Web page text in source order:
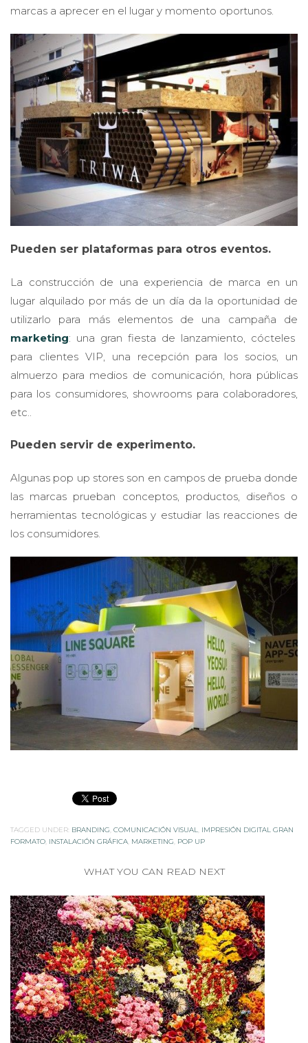
marcas a aprecer en el lugar y momento oportunos.
Pueden ser plataformas para otros eventos.
La construcción de una experiencia de marca en un
lugar alquilado por más de un día da la oportunidad de
utilizarlo para más elementos de una campaña de
marketing: una gran fiesta de lanzamiento, cócteles
para clientes VIP, una recepción para los socios, un
almuerzo para medios de comunicación, hora públicas
para los consumidores, showrooms para colaboradores,
etc..
Pueden servir de experimento.
Algunas pop up stores son en campos de prueba donde
las marcas prueban conceptos, productos, diseños o
herramientas tecnológicas y estudiar las reacciones de
los consumidores.
TAGGED UNDER: BRANDING COMUNICACIÓN VISUAL IMPRESIÓN DIGITAL GRAN
FORMATO INSTALACIÓN GRÁFICA MARKETING POP UP
WHAT YOU CAN READ NEXT